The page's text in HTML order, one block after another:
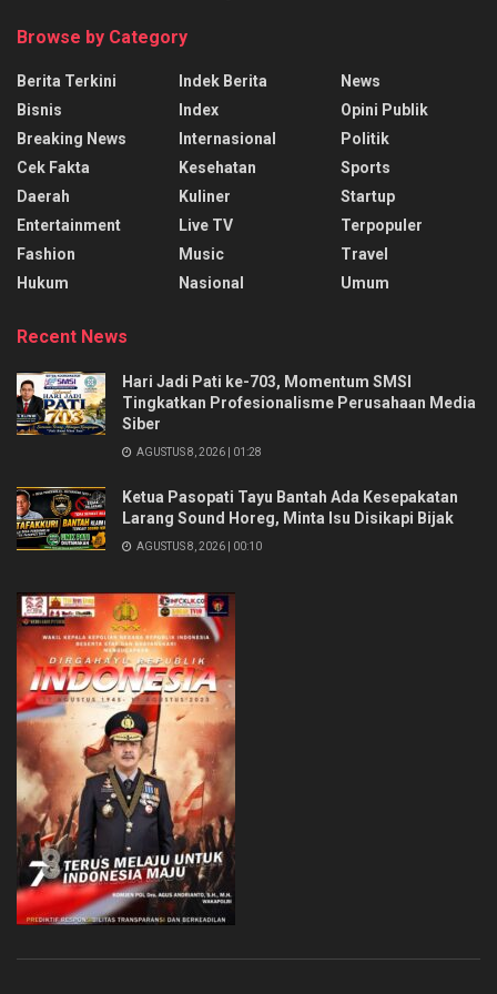
Browse by Category
Berita Terkini
Bisnis
Breaking News
Cek Fakta
Daerah
Entertainment
Fashion
Hukum
Indek Berita
Index
Internasional
Kesehatan
Kuliner
Live TV
Music
Nasional
News
Opini Publik
Politik
Sports
Startup
Terpopuler
Travel
Umum
Recent News
Hari Jadi Pati ke-703, Momentum SMSI
Tingkatkan Profesionalisme Perusahaan Media
Siber
AGUSTUS 8, 2026 | 01:28
Ketua Pasopati Tayu Bantah Ada Kesepakatan
Larang Sound Horeg, Minta Isu Disikapi Bijak
AGUSTUS 8, 2026 | 00:10